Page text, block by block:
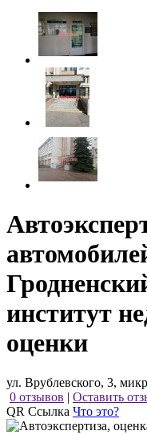
институт
оценки
ул. Врублевского, 3,
0 отзывов | Оставить
QR Ссылка Что это?